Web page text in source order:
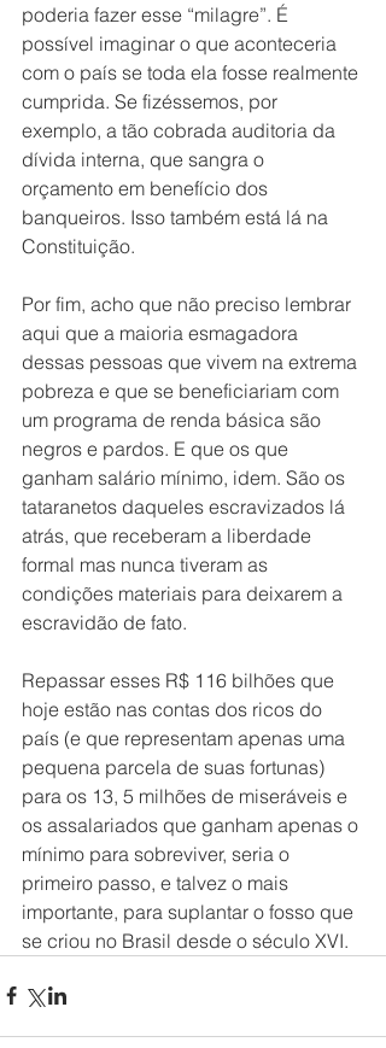
poderia fazer esse “milagre”. É
possível imaginar o que aconteceria
com o país se toda ela fosse realmente
cumprida. Se fizéssemos, por
exemplo, a tão cobrada auditoria da
dívida interna, que sangra o
orçamento em benefício dos
banqueiros. Isso também está lá na
Constituição.
Por fim, acho que não preciso lembrar
aqui que a maioria esmagadora
dessas pessoas que vivem na extrema
pobreza e que se beneficiariam com
um programa de renda básica são
negros e pardos. E que os que
ganham salário mínimo, idem. São os
tataranetos daqueles escravizados lá
atrás, que receberam a liberdade
formal mas nunca tiveram as
condições materiais para deixarem a
escravidão de fato.
Repassar esses R$ 116 bilhões que
hoje estão nas contas dos ricos do
país (e que representam apenas uma
pequena parcela de suas fortunas)
para os 13, 5 milhões de miseráveis e
os assalariados que ganham apenas o
mínimo para sobreviver, seria o
primeiro passo, e talvez o mais
importante, para suplantar o fosso que
se criou no Brasil desde o século XVI.